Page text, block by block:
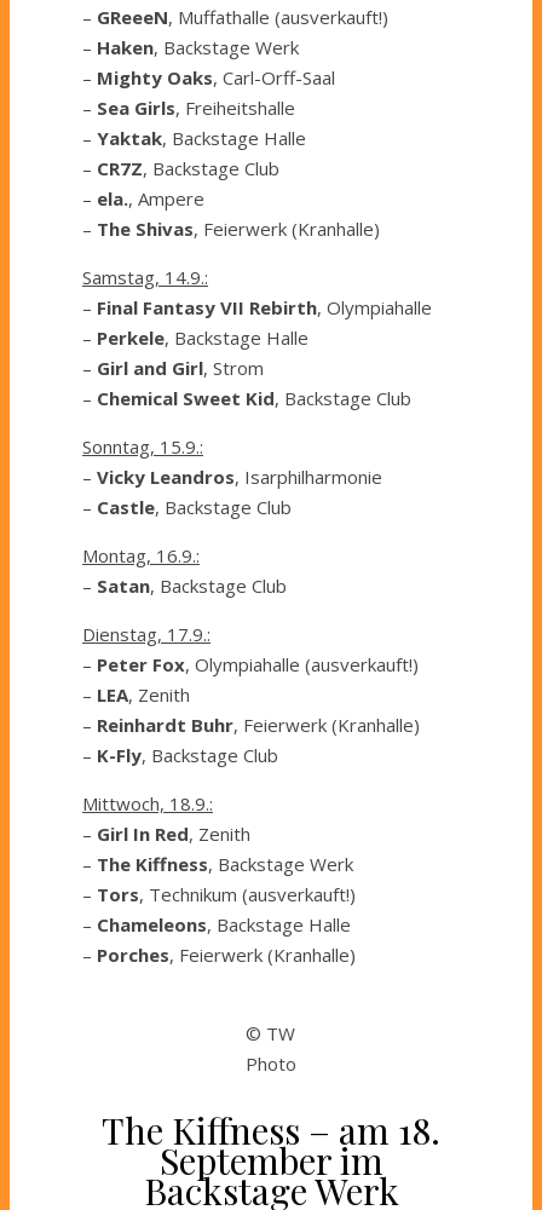
– GReeeN, Muffathalle (ausverkauft!)
– Haken, Backstage Werk
– Mighty Oaks, Carl-Orff-Saal
– Sea Girls, Freiheitshalle
– Yaktak, Backstage Halle
– CR7Z, Backstage Club
– ela., Ampere
– The Shivas, Feierwerk (Kranhalle)
Samstag, 14.9.:
– Final Fantasy VII Rebirth, Olympiahalle
– Perkele, Backstage Halle
– Girl and Girl, Strom
– Chemical Sweet Kid, Backstage Club
Sonntag, 15.9.:
– Vicky Leandros, Isarphilharmonie
– Castle, Backstage Club
Montag, 16.9.:
– Satan, Backstage Club
Dienstag, 17.9.:
– Peter Fox, Olympiahalle (ausverkauft!)
– LEA, Zenith
– Reinhardt Buhr, Feierwerk (Kranhalle)
– K-Fly, Backstage Club
Mittwoch, 18.9.:
– Girl In Red, Zenith
– The Kiffness, Backstage Werk
– Tors, Technikum (ausverkauft!)
– Chameleons, Backstage Halle
– Porches, Feierwerk (Kranhalle)
© TW
Photo
The Kiffness – am 18.
September im
Backstage Werk